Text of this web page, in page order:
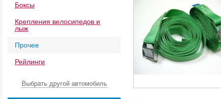
Боксы
Крепления велосипедов и
лыж
Прочее
Рейлинги
Выбрать другой автомобиль